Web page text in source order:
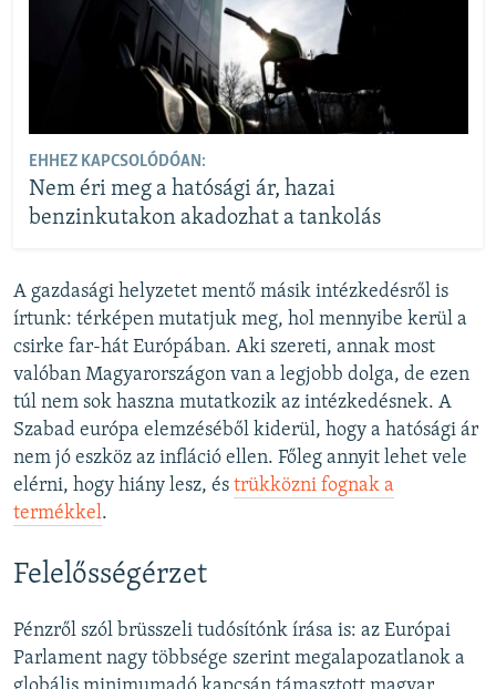
EHHEZ KAPCSOLÓDÓAN:
Nem éri meg a hatósági ár, hazai
benzinkutakon akadozhat a tankolás
A gazdasági helyzetet mentő másik intézkedésről is
írtunk: térképen mutatjuk meg, hol mennyibe kerül a
csirke far-hát Európában. Aki szereti, annak most
valóban Magyarországon van a legjobb dolga, de ezen
túl nem sok haszna mutatkozik az intézkedésnek. A
Szabad európa elemzéséből kiderül, hogy a hatósági ár
nem jó eszköz az infláció ellen. Főleg annyit lehet vele
elérni, hogy hiány lesz, és trükközni fognak a
termékkel.
Felelősségérzet
Pénzről szól brüsszeli tudósítónk írása is: az Európai
Parlament nagy többsége szerint megalapozatlanok a